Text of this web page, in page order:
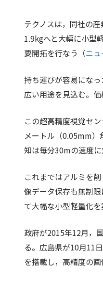
テクノスは，同社の
1.9kgへと大幅に小型
要開拓を行なう（ニ
持ち運びが容易にな
広い用途を見込む。
この超高精度視覚セ
メートル（0.05mm
知は毎分30mの速度
これまではアルミを
像データ保存も無制
て大幅な小型軽量化を
政府が2015年12月，
る。広島県が10月11
を搭載し，高精度の